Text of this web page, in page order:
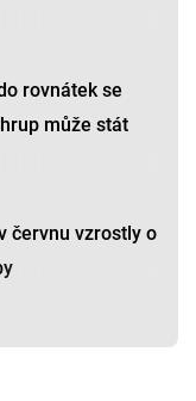
rovnátek se
může stát
červnu vzrostly o